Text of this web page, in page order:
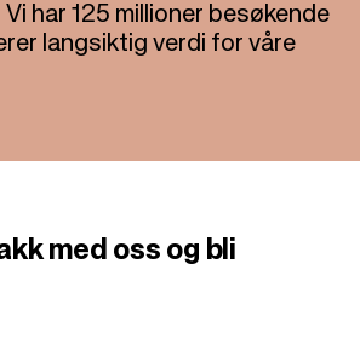
Vi har 125 millioner besøkende
langsiktig verdi for våre
med oss ​​og bli